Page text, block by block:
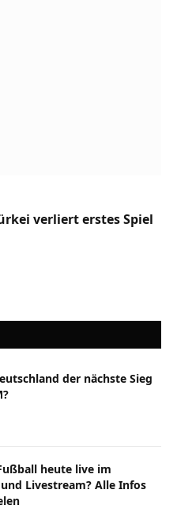
verliert erstes Spiel
der nächste Sieg
heute live im
Livestream? Alle Infos